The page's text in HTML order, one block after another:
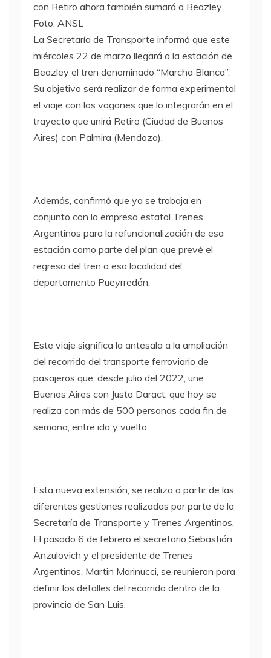
con Retiro ahora también sumará a Beazley.
Foto: ANSL
La Secretaría de Transporte informó que este
miércoles 22 de marzo llegará a la estación de
Beazley el tren denominado “Marcha Blanca”.
Su objetivo será realizar de forma experimental
el viaje con los vagones que lo integrarán en el
trayecto que unirá Retiro (Ciudad de Buenos
Aires) con Palmira (Mendoza).
Además, confirmó que ya se trabaja en
conjunto con la empresa estatal Trenes
Argentinos para la refuncionalización de esa
estación como parte del plan que prevé el
regreso del tren a esa localidad del
departamento Pueyrredón.
Este viaje significa la antesala a la ampliación
del recorrido del transporte ferroviario de
pasajeros que, desde julio del 2022, une
Buenos Aires con Justo Daract; que hoy se
realiza con más de 500 personas cada fin de
semana, entre ida y vuelta.
Esta nueva extensión, se realiza a partir de las
diferentes gestiones realizadas por parte de la
Secretaría de Transporte y Trenes Argentinos.
El pasado 6 de febrero el secretario Sebastián
Anzulovich y el presidente de Trenes
Argentinos, Martin Marinucci, se reunieron para
definir los detalles del recorrido dentro de la
provincia de San Luis.